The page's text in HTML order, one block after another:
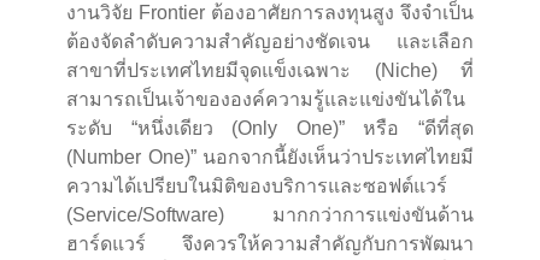
งานวิจัย Frontier ต้องอาศัยการลงทุนสูง จึงจำเป็น
ต้องจัดลำดับความสำคัญอย่างชัดเจน และเลือก
สาขาที่ประเทศไทยมีจุดแข็งเฉพาะ (Niche) ที่
สามารถเป็นเจ้าขององค์ความรู้และแข่งขันได้ใน
ระดับ “หนึ่งเดียว (Only One)” หรือ “ดีที่สุด
(Number One)” นอกจากนี้ยังเห็นว่าประเทศไทยมี
ความได้เปรียบในมิติของบริการและซอฟต์แวร์
(Service/Software) มากกว่าการแข่งขันด้าน
ฮาร์ดแวร์ จึงควรให้ความสำคัญกับการพัฒนา